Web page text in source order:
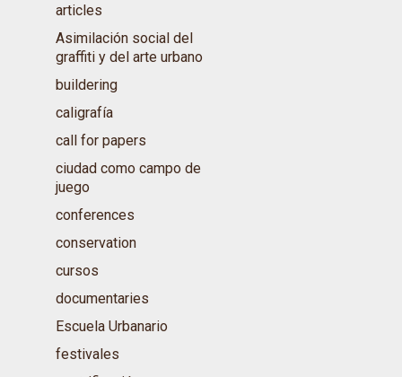
articles
Asimilación social del
graffiti y del arte urbano
buildering
caligrafía
call for papers
ciudad como campo de
juego
conferences
conservation
cursos
documentaries
Escuela Urbanario
festivales